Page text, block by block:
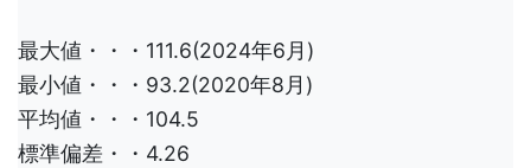
最大値・・・111.6(2024年6月)
最小値・・・93.2(2020年8月)
平均値・・・104.5
標準偏差・・4.26